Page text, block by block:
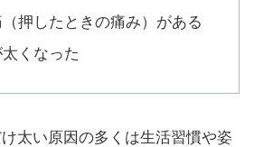
押したときの痛み）がある
くなった
太い原因の多くは生活習慣や姿